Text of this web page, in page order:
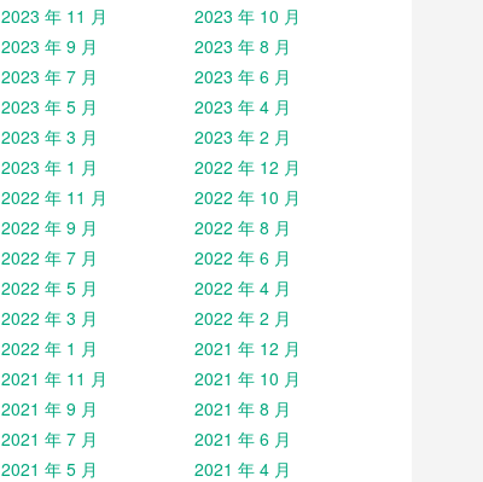
2023 年 11 月
2023 年 10 月
2023 年 9 月
2023 年 8 月
2023 年 7 月
2023 年 6 月
2023 年 5 月
2023 年 4 月
2023 年 3 月
2023 年 2 月
2023 年 1 月
2022 年 12 月
2022 年 11 月
2022 年 10 月
2022 年 9 月
2022 年 8 月
2022 年 7 月
2022 年 6 月
2022 年 5 月
2022 年 4 月
2022 年 3 月
2022 年 2 月
2022 年 1 月
2021 年 12 月
2021 年 11 月
2021 年 10 月
2021 年 9 月
2021 年 8 月
2021 年 7 月
2021 年 6 月
2021 年 5 月
2021 年 4 月